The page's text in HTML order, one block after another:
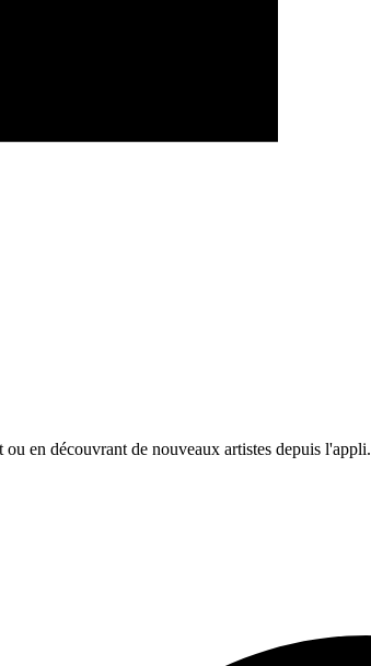
en découvrant de nouveaux artistes depuis l'appli.